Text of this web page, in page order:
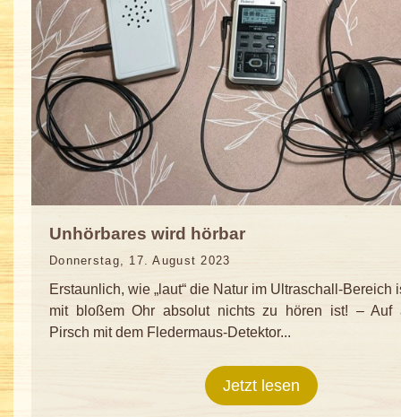
Unhörbares wird hörbar
Donnerstag, 17. August 2023
Erstaunlich, wie „laut“ die Natur im Ultraschall-Bereich
mit bloßem Ohr absolut nichts zu hören ist! – Auf
Pirsch mit dem Fledermaus-Detektor...
Jetzt lesen